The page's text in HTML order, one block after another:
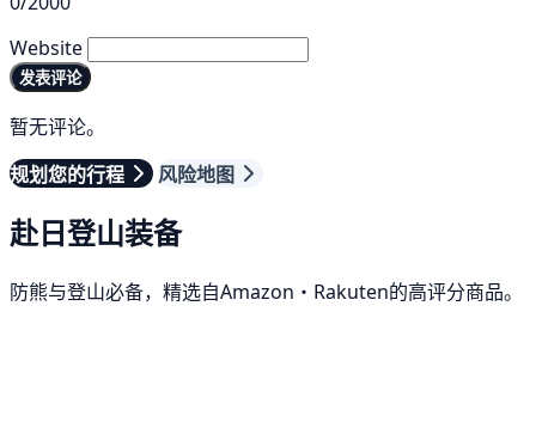
Website
发表评论
暂无评论。
规划您的行程
风险地图
赴日登山装备
防熊与登山必备，精选自Amazon・Rakuten的高评分商品。